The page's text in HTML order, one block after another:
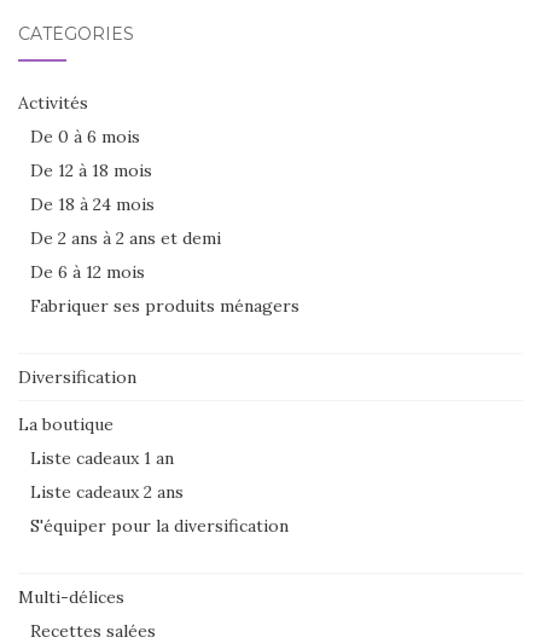
CATÉGORIES
Activités
De 0 à 6 mois
De 12 à 18 mois
De 18 à 24 mois
De 2 ans à 2 ans et demi
De 6 à 12 mois
Fabriquer ses produits ménagers
Diversification
La boutique
Liste cadeaux 1 an
Liste cadeaux 2 ans
S'équiper pour la diversification
Multi-délices
Recettes salées